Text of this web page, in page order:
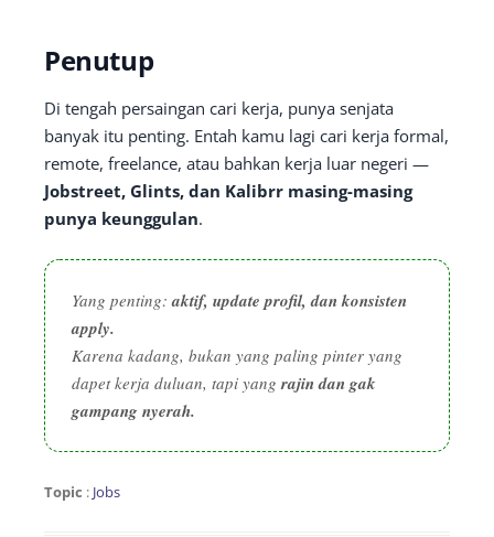
Penutup
Di tengah persaingan cari kerja, punya senjata
banyak itu penting. Entah kamu lagi cari kerja formal,
remote, freelance, atau bahkan kerja luar negeri —
Jobstreet, Glints, dan Kalibrr masing-masing
punya keunggulan.
Yang penting:aktif, update profil, dan konsisten
apply.
Karena kadang, bukan yang paling pinter yang
dapet kerja duluan, tapi yangrajin dan gak
gampang nyerah.
Topic : Jobs